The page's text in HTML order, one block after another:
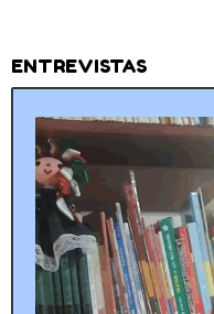
ENTREVISTAS